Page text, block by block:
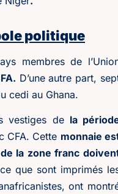
politique
membres de
D’une autre part,
cedi au Ghana.
vestiges de la
CFA. Cette monnaie
la zone franc
que sont imprimés
ont